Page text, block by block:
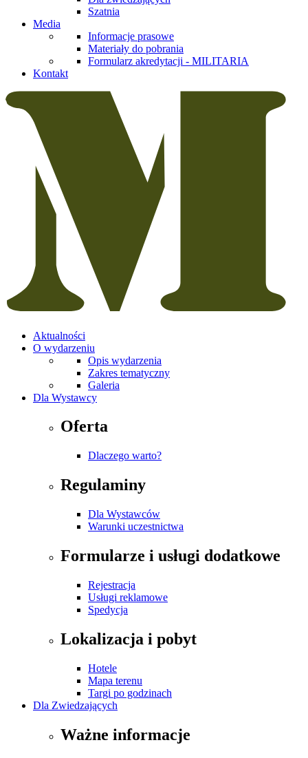
Szatnia
Media
Informacje prasowe
Materiały do pobrania
Formularz akredytacji - MILITARIA
Kontakt
Aktualności
O wydarzeniu
Opis wydarzenia
Zakres tematyczny
Galeria
Dla Wystawcy
Oferta
Dlaczego warto?
Regulaminy
Dla Wystawców
Warunki uczestnictwa
Formularze i usługi dodatkowe
Rejestracja
Usługi reklamowe
Spedycja
Lokalizacja i pobyt
Hotele
Mapa terenu
Targi po godzinach
Dla Zwiedzających
Ważne informacje